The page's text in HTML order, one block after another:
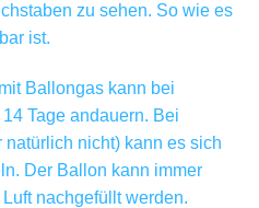
zu sehen. So wie es
ist.
Ballongas kann bei
Tage andauern. Bei
nicht) kann es sich
Der Ballon kann immer
nachgefüllt werden.